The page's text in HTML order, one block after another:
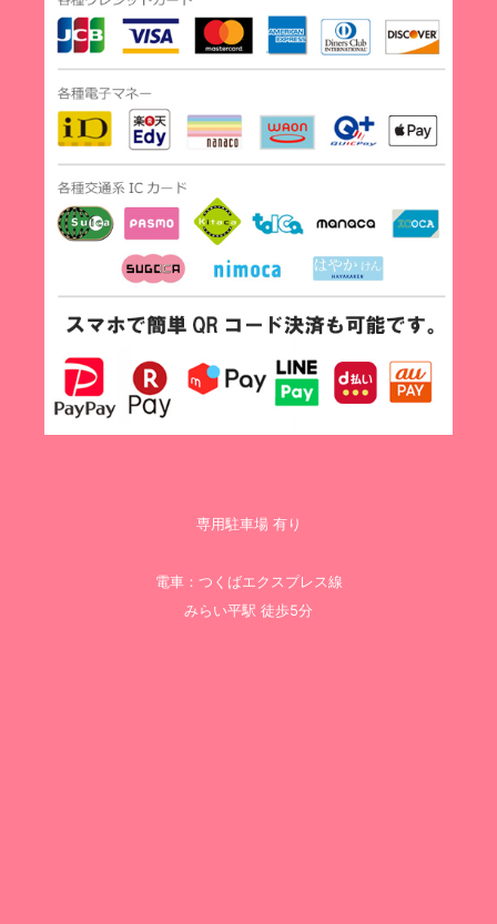
専用駐車場 有り
電車：つくばエクスプレス線
みらい平駅 徒歩5分